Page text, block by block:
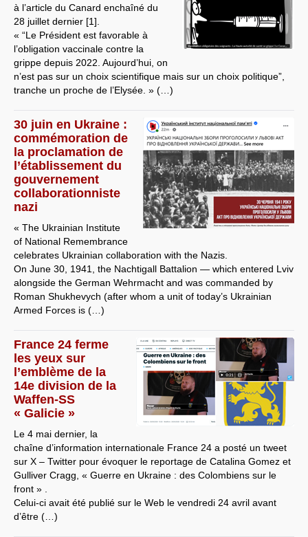
à l’article du Canard enchaîné du
28 juillet dernier [1].
« “Le Président est favorable à
l’obligation vaccinale contre la
grippe depuis 2022. Aujourd’hui, on
n’est pas sur un choix scientifique mais sur un choix politique”,
tranche un proche de l’Elysée. » (…)
30 juin en Ukraine :
commémoration de
la proclamation de
l’établissement du
gouvernement
collaborationniste
nazi
« The Ukrainian Institute
of National Remembrance
celebrates Ukrainian collaboration with the Nazis.
On June 30, 1941, the Nachtigall Battalion — which entered Lviv
alongside the German Wehrmacht and was commanded by
Roman Shukhevych (after whom a unit of today’s Ukrainian
Armed Forces is (…)
France 24 ferme
les yeux sur
l’emblème de la
14e division de la
Waffen-SS
« Galicie »
Le 4 mai dernier, la
chaîne d’information internationale France 24 a posté un tweet
sur X – Twitter pour évoquer le reportage de Catalina Gomez et
Gulliver Cragg, « Guerre en Ukraine : des Colombiens sur le
front » .
Celui-ci avait été publié sur le Web le vendredi 24 avril avant
d’être (…)